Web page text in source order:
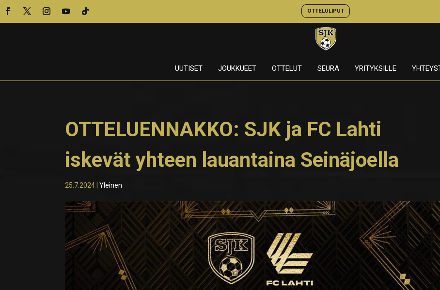
OTTELULIPUT
UUTISET JOUKKUEET OTTELUT SEURA YRITYKSILLE
OTTELUENNAKKO: SJK ja FC Lahti
iskevät yhteen lauantaina Seinäjoella
25.7.2024 |Yleinen